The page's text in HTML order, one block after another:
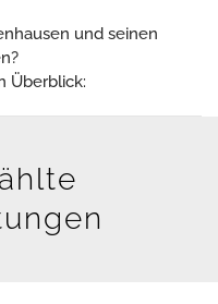
und seinen
Überblick: